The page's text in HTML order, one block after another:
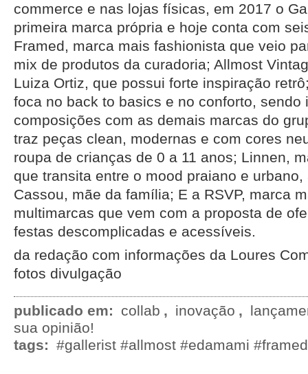
commerce e nas lojas físicas, em 2017 o
primeira marca própria e hoje conta com
Framed, marca mais fashionista que veio
mix de produtos da curadoria; Allmost
Luiza Ortiz, que possui forte inspiração
foca no back to basics e no conforto, sendo
composições com as demais marcas do
traz peças clean, modernas e com cores
roupa de crianças de 0 a 11 anos; Linnen,
que transita entre o mood praiano e
Cassou, mãe da família; E a RSVP, marca
multimarcas que vem com a proposta de
festas descomplicadas e acessíveis.
da redação com informações da Loures
fotos divulgação
publicado em: collab , inovação ,
sua opinião!
tags: #gallerist #allmost #edamami #framed